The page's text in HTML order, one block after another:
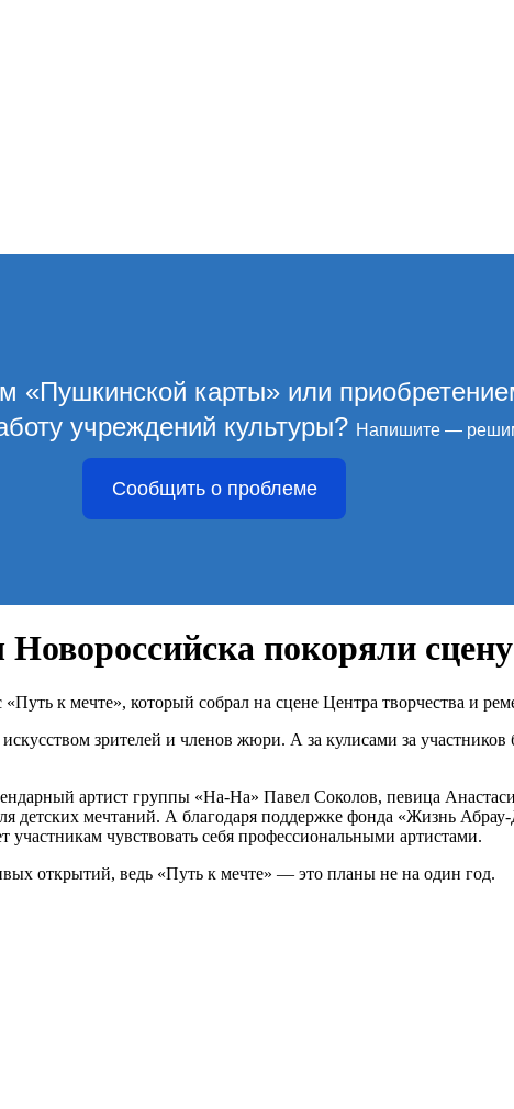
«Пушкинской карты» или
учреждений культуры? Напишите —
Сообщить о проблеме
покоряли сцену
к мечте», который собрал на сцене Центра творчества и
зрителей и членов жюри. А за кулисами за
артист группы «На-На» Павел Соколов, певица
детских мечтаний. А благодаря поддержке фонда «Жизнь
чувствовать себя профессиональными артистами.
открытий, ведь «Путь к мечте» — это планы не на один год.